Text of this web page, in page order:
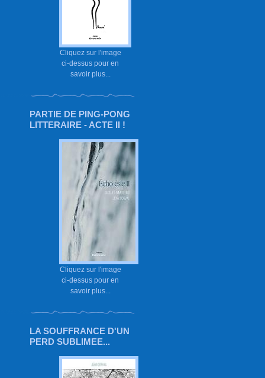
Cliquez sur l'image
ci-dessus pour en
savoir plus...
PARTIE DE PING-PONG
LITTERAIRE - ACTE II !
Cliquez sur l'image
ci-dessus pour en
savoir plus...
LA SOUFFRANCE D'UN
PERD SUBLIMEE...